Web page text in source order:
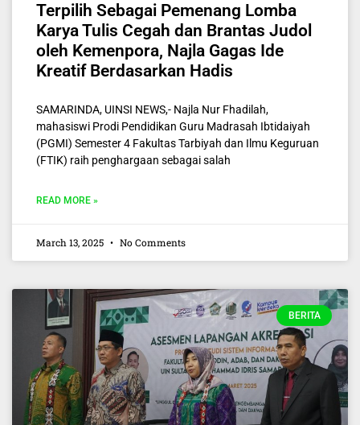
Terpilih Sebagai Pemenang Lomba
Karya Tulis Cegah dan Brantas Judol
oleh Kemenpora, Najla Gagas Ide
Kreatif Berdasarkan Hadis
SAMARINDA, UINSI NEWS,- Najla Nur Fhadilah,
mahasiswi Prodi Pendidikan Guru Madrasah Ibtidaiyah
(PGMI) Semester 4 Fakultas Tarbiyah dan Ilmu Keguruan
(FTIK) raih penghargaan sebagai salah
READ MORE »
March 13, 2025 No Comments
BERITA